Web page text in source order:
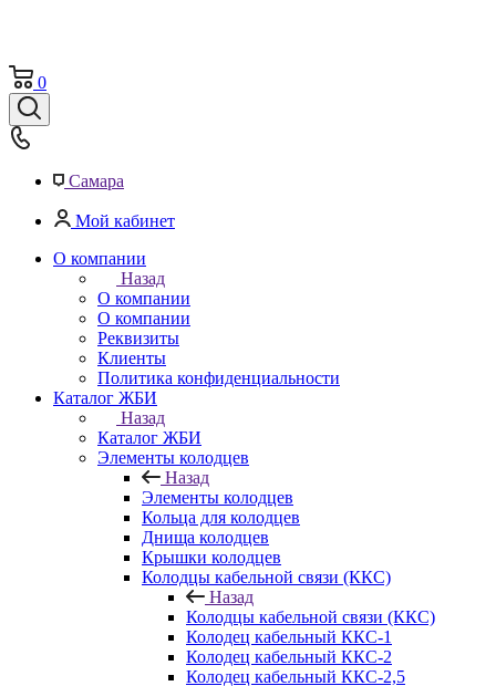
0
Самара
Мой кабинет
О компании
Назад
О компании
О компании
Реквизиты
Клиенты
Политика конфиденциальности
Каталог ЖБИ
Назад
Каталог ЖБИ
Элементы колодцев
Назад
Элементы колодцев
Кольца для колодцев
Днища колодцев
Крышки колодцев
Колодцы кабельной связи (ККС)
Назад
Колодцы кабельной связи (ККС)
Колодец кабельный ККС-1
Колодец кабельный ККС-2
Колодец кабельный ККС-2,5